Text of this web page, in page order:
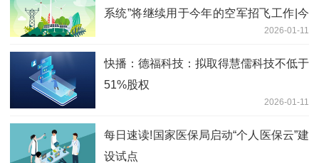
系统”将继续用于今年的空军招飞工作|今
2026-01-11
快播：德福科技：拟取得慧儒科技不低于
51%股权
2026-01-11
每日速读!国家医保局启动“个人医保云”建
设试点